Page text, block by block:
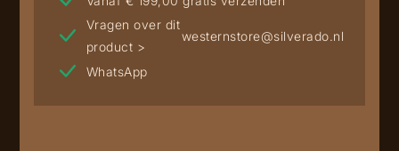
Vragen over dit
product >
westernstore@silverado.nl
WhatsApp